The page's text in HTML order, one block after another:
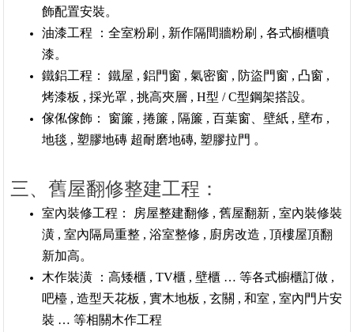
飾配置安裝。
油漆工程 ：全室粉刷 , 新作隔間牆粉刷 , 各式櫥櫃噴
漆。
鐵鋁工程： 鐵屋 , 鋁門窗 , 氣密窗 , 防盜門窗 , 凸窗 ,
烤漆板 , 採光罩 , 挑高夾層 , H型 / C型鋼架搭設。
傢俬傢飾： 窗簾 , 捲簾 , 隔簾 , 百葉窗、壁紙 , 壁布 ,
地毯 , 塑膠地磚 超耐磨地磚, 塑膠拉門 。
三、舊屋翻修整建工程：
室內裝修工程： 房屋整建翻修 , 舊屋翻新 , 室內裝修裝
潢 , 室內隔局重整 , 浴室整修 , 廚房改造 , 頂樓屋頂翻
新加高。
木作裝潢 ：高矮櫃 , TV櫃 , 壁櫃 … 等各式櫥櫃訂做 ,
吧檯 , 造型天花板 , 實木地板 , 玄關 , 和室 , 室內門片安
裝 … 等相關木作工程